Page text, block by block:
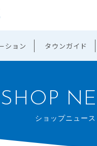
ション タウンガイド
SHOP
ショップニュース